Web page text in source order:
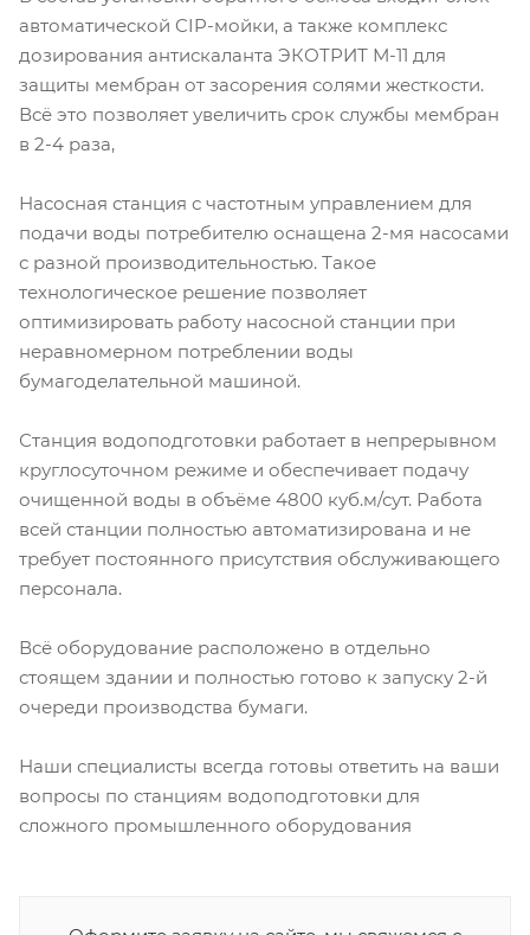
автоматической CIP-мойки, а также комплекс
дозирования антискаланта ЭКОТРИТ М-11 для
защиты мембран от засорения солями жесткости.
Всё это позволяет увеличить срок службы мембран
в 2-4 раза,
Насосная станция с частотным управлением для
подачи воды потребителю оснащена 2-мя насосами
с разной производительностью. Такое
технологическое решение позволяет
оптимизировать работу насосной станции при
неравномерном потреблении воды
бумагоделательной машиной.
Станция водоподготовки работает в непрерывном
круглосуточном режиме и обеспечивает подачу
очищенной воды в объёме 4800 куб.м/сут. Работа
всей станции полностью автоматизирована и не
требует постоянного присутствия обслуживающего
персонала.
Всё оборудование расположено в отдельно
стоящем здании и полностью готово к запуску 2-й
очереди производства бумаги.
Наши специалисты всегда готовы ответить на ваши
вопросы по станциям водоподготовки для
сложного промышленного оборудования